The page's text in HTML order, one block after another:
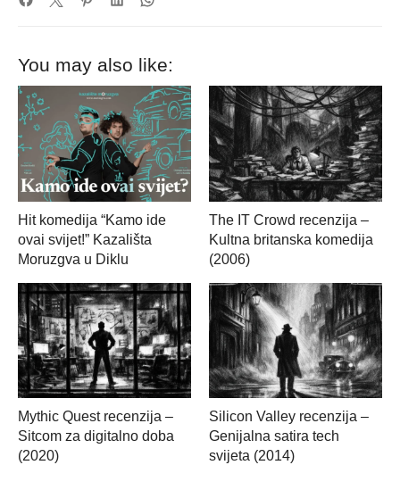
You may also like:
Hit komedija “Kamo ide
ovai svijet!” Kazališta
Moruzgva u Diklu
The IT Crowd recenzija –
Kultna britanska komedija
(2006)
Mythic Quest recenzija –
Sitcom za digitalno doba
(2020)
Silicon Valley recenzija –
Genijalna satira tech
svijeta (2014)